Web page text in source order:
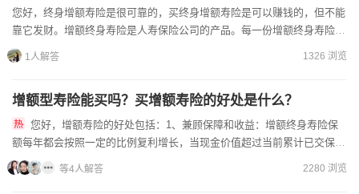
您好，终身增额寿险是很可靠的，买终身增额寿险是可以赚钱的，但不能
靠它发财。增额终身寿险是人寿保险公司的产品。每一份增额终身寿险具
有独立的保险合同收到保险法和合同法的保护，还有银保监会的...
1人解答 1326 浏览
增额型寿险能买吗？买增额寿险的好处是什么？
额每年都会按照一定的比例复利增长，当现金价值超过当前累计已交保
费，保单就可以回本。2、资产稳定：增额寿险的所有保障...
等4人解答 2280 浏览